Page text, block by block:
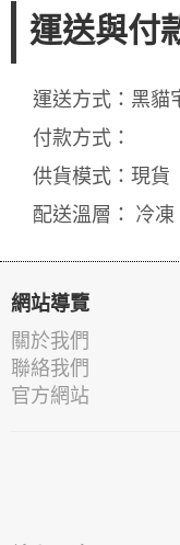
運送與付
運送方式：黑貓
付款方式：
供貨模式：現貨
配送溫層： 冷凍
網站導覽
關於我們
聯絡我們
官方網站